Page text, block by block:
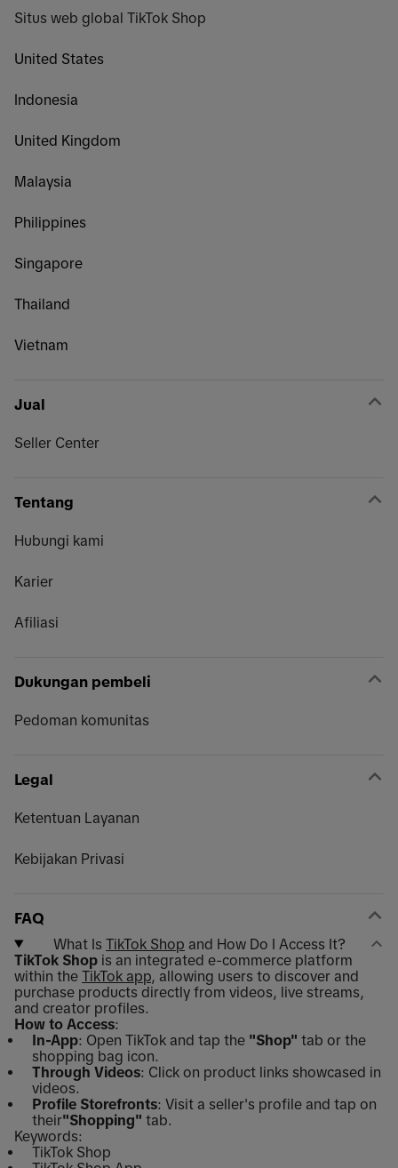
Situs web global TikTok Shop
United States
Indonesia
United Kingdom
Malaysia
Philippines
Singapore
Thailand
Vietnam
Jual
Seller Center
Tentang
Hubungi kami
Karier
Afiliasi
Dukungan pembeli
Pedoman komunitas
Legal
Ketentuan Layanan
Kebijakan Privasi
FAQ
What Is TikTok Shop and How Do I Access It?
TikTok Shop is an integrated e-commerce platform
within the TikTok app, allowing users to discover and
purchase products directly from videos, live streams,
and creator profiles.
How to Access:
In-App: Open TikTok and tap the "Shop" tab or the
shopping bag icon.
Through Videos: Click on product links showcased in
videos.
Profile Storefronts: Visit a seller's profile and tap on
their"Shopping" tab.
Keywords:
TikTok Shop